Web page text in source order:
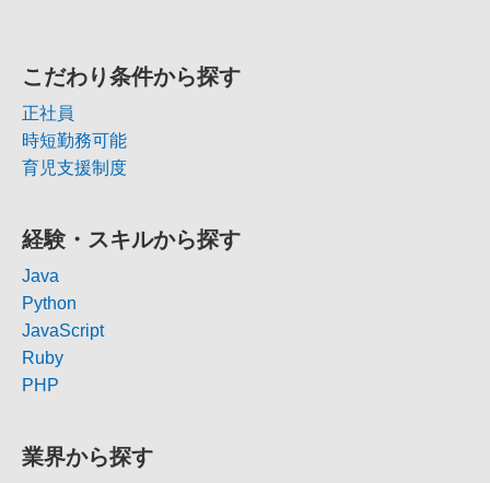
こだわり条件から探す
正社員
時短勤務可能
育児支援制度
経験・スキルから探す
Java
Python
JavaScript
Ruby
PHP
業界から探す